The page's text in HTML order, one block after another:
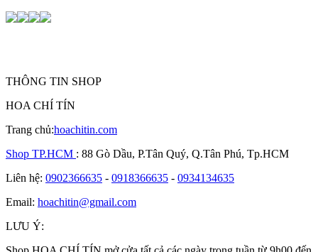
THÔNG TIN SHOP
HOA CHÍ TÍN
Trang chủ:hoachitin.com
Shop TP.HCM : 88 Gò Dầu, P.Tân Quý, Q.Tân Phú, Tp.HCM
Liên hệ: 0902366635 - 0918366635 - 0934134635
Email: hoachitin@gmail.com
LƯU Ý: